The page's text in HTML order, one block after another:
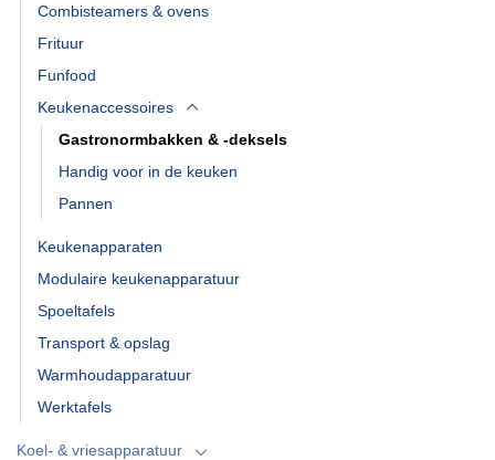
Combisteamers & ovens
Frituur
Funfood
Keukenaccessoires
Gastronormbakken & -deksels
Handig voor in de keuken
Pannen
Keukenapparaten
Modulaire keukenapparatuur
Spoeltafels
Transport & opslag
Warmhoudapparatuur
Werktafels
Koel- & vriesapparatuur